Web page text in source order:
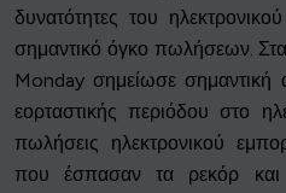
δυνατότητες του
σημαντικό όγκο πωλήσεων.
Monday σημείωσε
εορταστικής περιόδου στο
πωλήσεις ηλεκτρονικού
που έσπασαν τα ρεκόρ και